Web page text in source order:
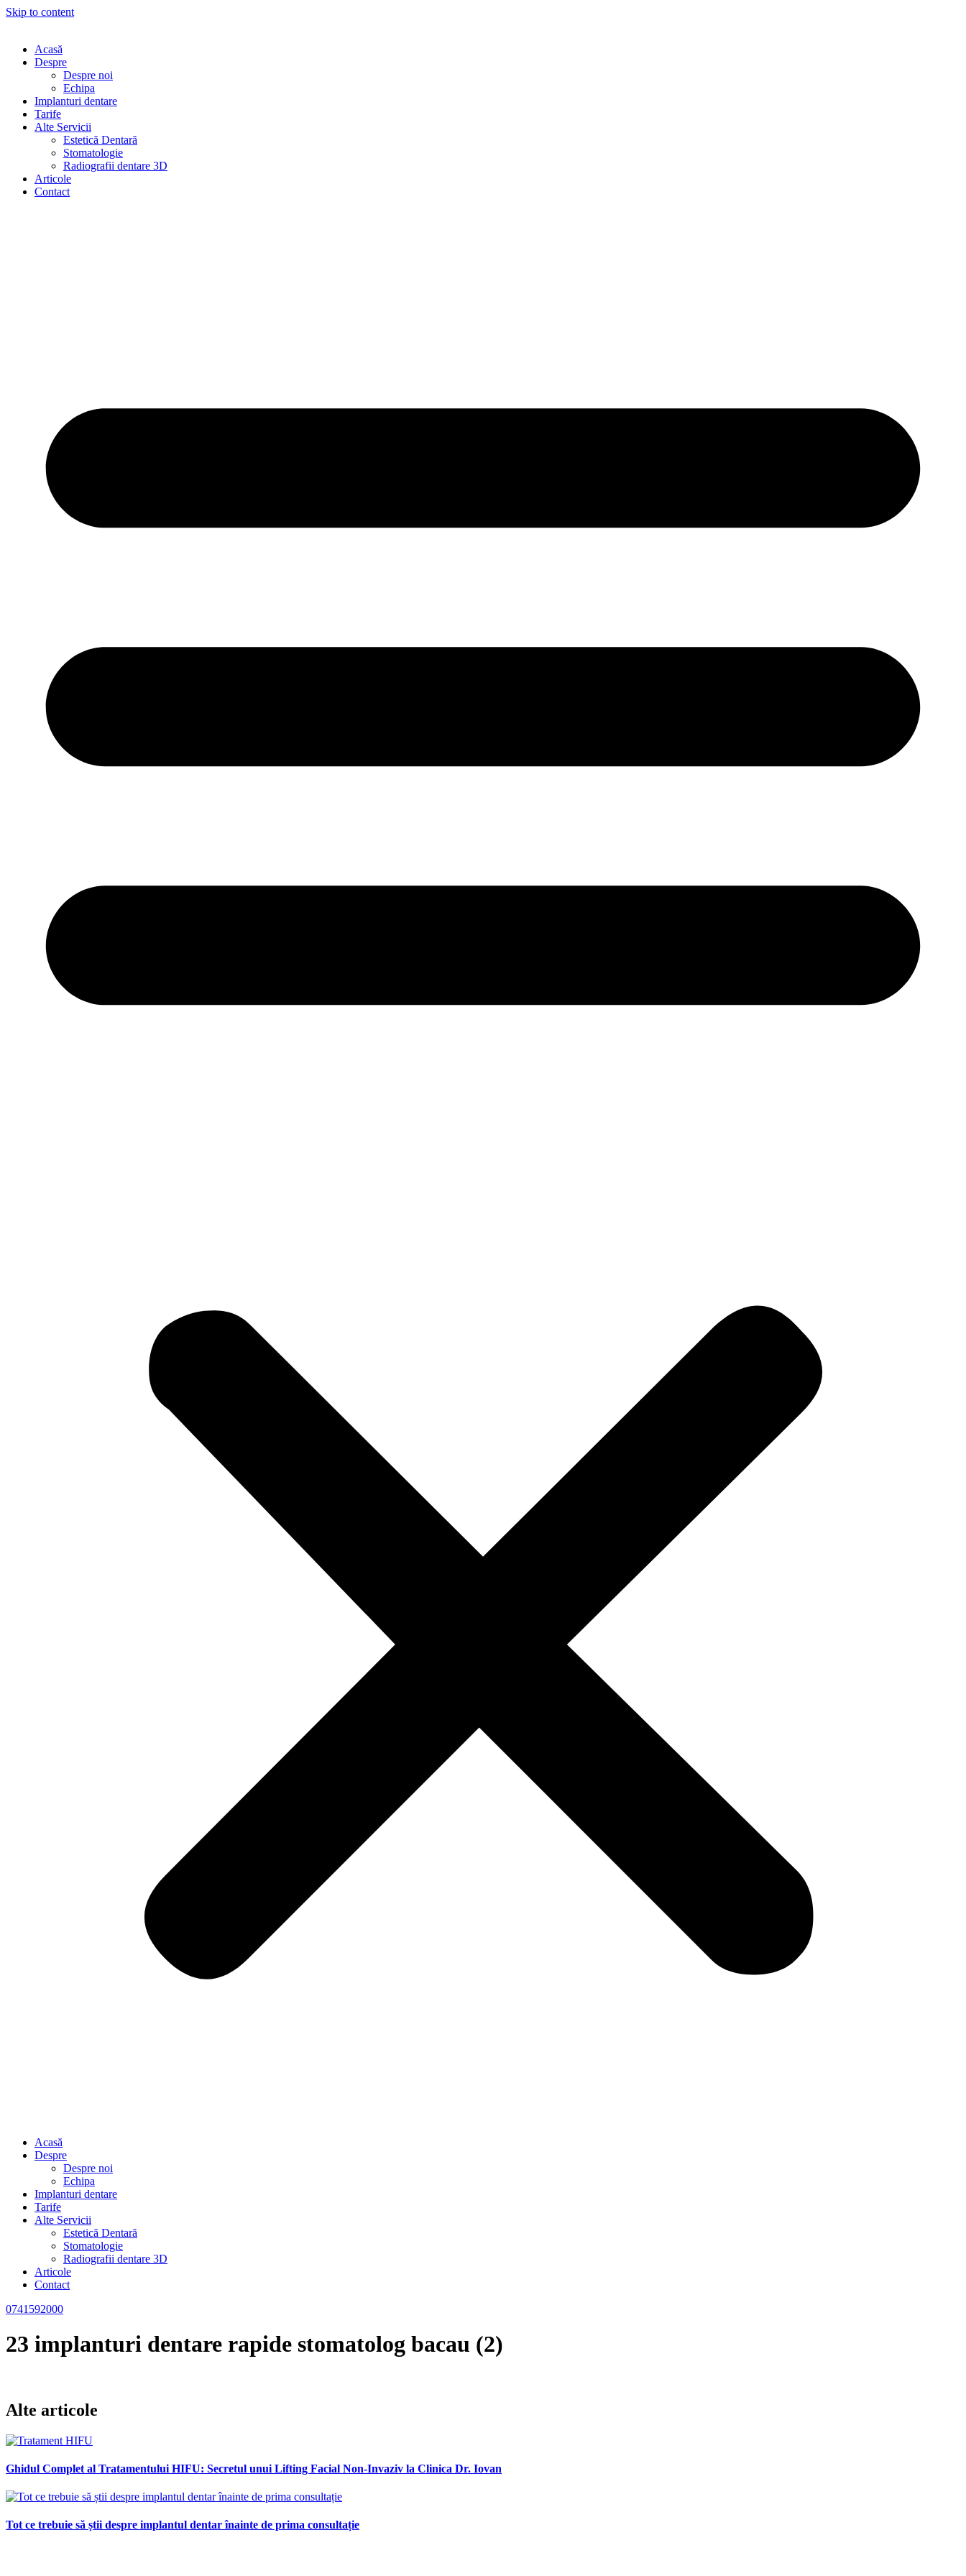
Skip to content
Acasă
Despre
Despre noi
Echipa
Implanturi dentare
Tarife
Alte Servicii
Estetică Dentară
Stomatologie
Radiografii dentare 3D
Articole
Contact
Acasă
Despre
Despre noi
Echipa
Implanturi dentare
Tarife
Alte Servicii
Estetică Dentară
Stomatologie
Radiografii dentare 3D
Articole
Contact
0741592000
23 implanturi dentare rapide stomatolog bacau (2)
Alte articole
Ghidul Complet al Tratamentului HIFU: Secretul unui Lifting Facial Non-Invaziv la Clinica Dr. Iovan
Tot ce trebuie să știi despre implantul dentar înainte de prima consultație